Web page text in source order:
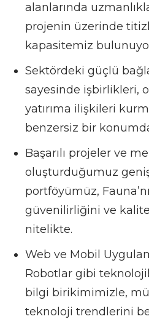
alanlarında
projenin üzerinde
kapasitemiz
Sektördeki güçlü
sayesinde işbirlikleri,
yatırıma ilişkileri
benzersiz bir
Başarılı projeler ve
oluşturduğumuz
portföyümüz,
güvenilirliğini ve
nitelikte.
Web ve Mobil
Robotlar gibi
bilgi birikimimizle,
teknoloji trendlerini